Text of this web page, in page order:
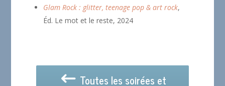
Glam Rock : glitter, teenage pop & art rock,
Éd. Le mot et le reste, 2024
Toutes les soirées et